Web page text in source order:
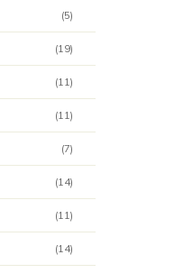
(5)
(19)
(11)
(11)
(7)
(14)
(11)
(14)